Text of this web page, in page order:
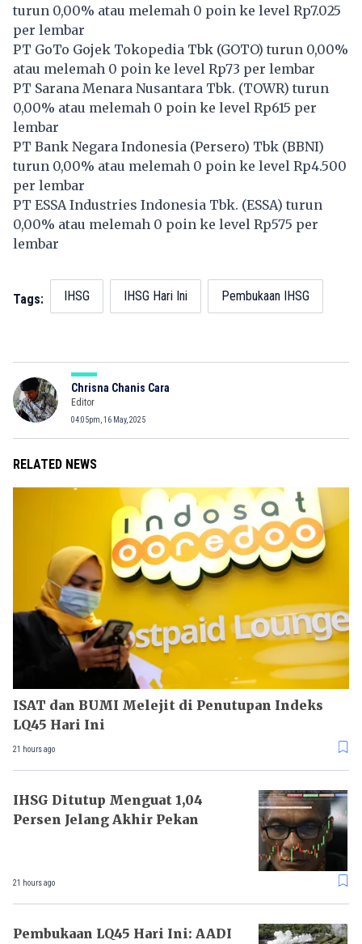
turun 0,00% atau melemah 0 poin ke level Rp7.025
per lembar
PT GoTo Gojek Tokopedia Tbk (GOTO) turun 0,00%
atau melemah 0 poin ke level Rp73 per lembar
PT Sarana Menara Nusantara Tbk. (TOWR) turun
0,00% atau melemah 0 poin ke level Rp615 per
lembar
PT Bank Negara Indonesia (Persero) Tbk (BBNI)
turun 0,00% atau melemah 0 poin ke level Rp4.500
per lembar
PT ESSA Industries Indonesia Tbk. (ESSA) turun
0,00% atau melemah 0 poin ke level Rp575 per
lembar
Tags: IHSG IHSG Hari Ini Pembukaan IHSG
Chrisna Chanis Cara
Editor
04:05pm, 16 May, 2025
RELATED NEWS
ISAT dan BUMI Melejit di Penutupan Indeks
LQ45 Hari Ini
21 hours ago
IHSG Ditutup Menguat 1,04
Persen Jelang Akhir Pekan
21 hours ago
Pembukaan LQ45 Hari Ini: AADI